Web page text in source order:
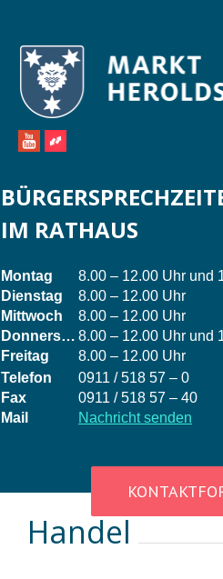
springen
IM RATHAUS
Montag
8.00 – 12.00 Uhr und
Dienstag
8.00 – 12.00 Uhr
Mittwoch
8.00 – 12.00 Uhr
Donnerstag 8.00 – 12.00 Uhr und
Freitag
8.00 – 12.00 Uhr
Telefon
0911 / 518 57 – 0
Fax
0911 / 518 57 – 40
Mail
Nachricht senden
Handel